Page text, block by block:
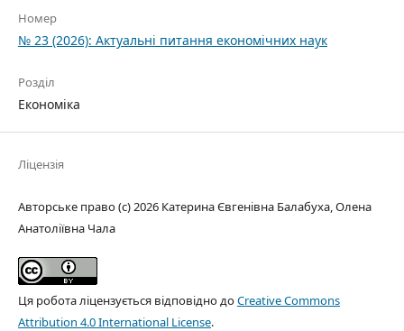
Номер
№ 23 (2026): Актуальні питання економічних наук
Розділ
Економіка
Ліцензія
Авторське право (c) 2026 Катерина Євгенівна Балабуха, Олена
Анатоліївна Чала
Ця робота ліцензується відповідно доCreative Commons
Attribution 4.0 International License.